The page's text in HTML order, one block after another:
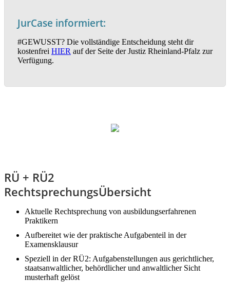
JurCase informiert:
#GEWUSST? Die vollständige Entscheidung steht dir
kostenfrei HIER auf der Seite der Justiz Rheinland-Pfalz zur
Verfügung.
RÜ + RÜ2
RechtsprechungsÜbersicht
Aktuelle Rechtsprechung von ausbildungserfahrenen
Praktikern
Aufbereitet wie der praktische Aufgabenteil in der
Examensklausur
Speziell in der RÜ2: Aufgabenstellungen aus gerichtlicher,
staatsanwaltlicher, behördlicher und anwaltlicher Sicht
musterhaft gelöst